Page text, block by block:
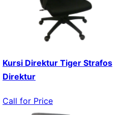
Kursi Direktur Tiger Strafos
Direktur
Call for Price